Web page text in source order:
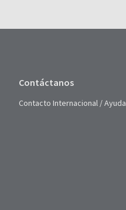
Contáctanos
Contacto Internacional / Ayuda